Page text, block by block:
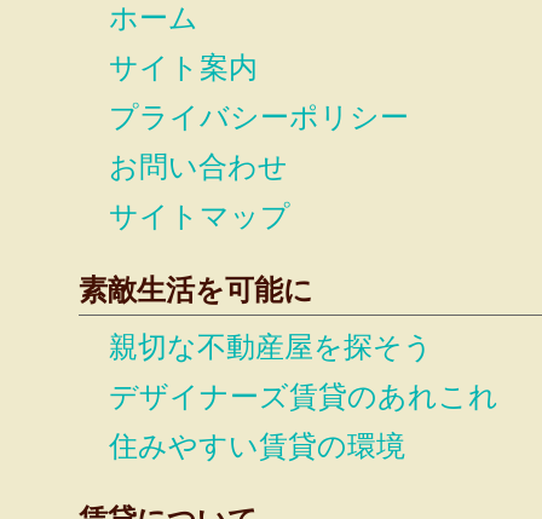
ホーム
サイト案内
プライバシーポリシー
お問い合わせ
サイトマップ
素敵生活を可能に
親切な不動産屋を探そう
デザイナーズ賃貸のあれこれ
住みやすい賃貸の環境